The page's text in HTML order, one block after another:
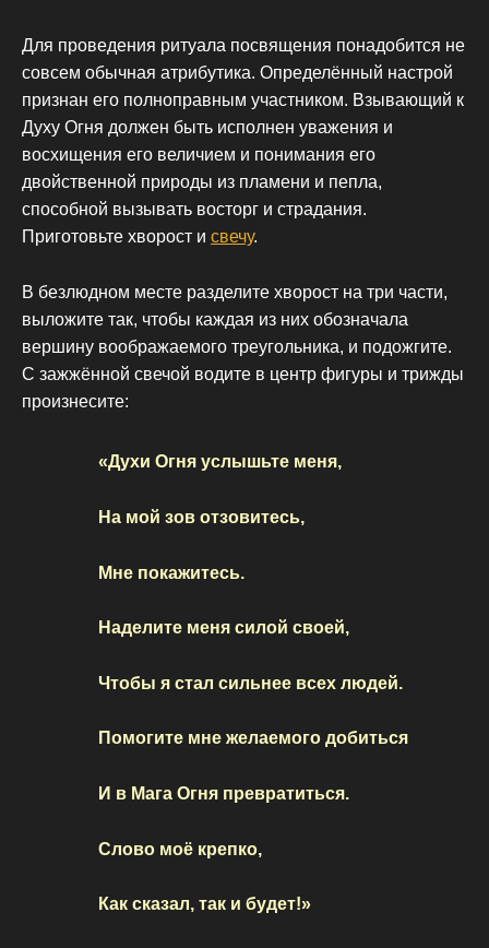
Для проведения ритуала посвящения понадобится не
совсем обычная атрибутика. Определённый настрой
признан его полноправным участником. Взывающий к
Духу Огня должен быть исполнен уважения и
восхищения его величием и понимания его
двойственной природы из пламени и пепла,
способной вызывать восторг и страдания.
Приготовьте хворост и свечу.
В безлюдном месте разделите хворост на три части,
выложите так, чтобы каждая из них обозначала
вершину воображаемого треугольника, и подожгите.
С зажжённой свечой водите в центр фигуры и трижды
произнесите:
«Духи Огня услышьте меня,
На мой зов отзовитесь,
Мне покажитесь.
Наделите меня силой своей,
Чтобы я стал сильнее всех людей.
Помогите мне желаемого добиться
И в Мага Огня превратиться.
Слово моё крепко,
Как сказал, так и будет!»